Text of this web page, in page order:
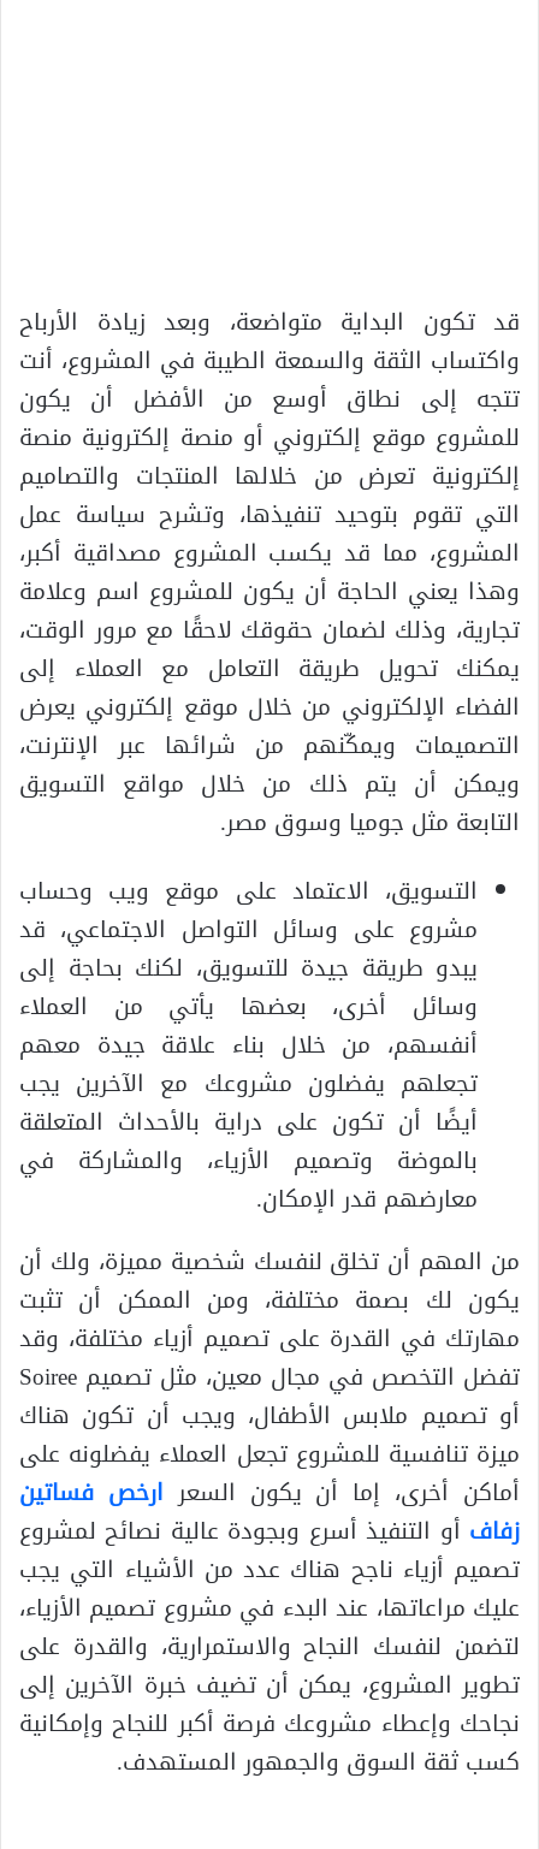
قد تكون البداية متواضعة، وبعد زيادة الأرباح
واكتساب الثقة والسمعة الطيبة في المشروع، أنت
تتجه إلى نطاق أوسع من الأفضل أن يكون
للمشروع موقع إلكتروني أو منصة إلكترونية منصة
إلكترونية تعرض من خلالها المنتجات والتصاميم
التي تقوم بتوحيد تنفيذها، وتشرح سياسة عمل
المشروع، مما قد يكسب المشروع مصداقية أكبر،
وهذا يعني الحاجة أن يكون للمشروع اسم وعلامة
تجارية، وذلك لضمان حقوقك لاحقًا مع مرور الوقت،
يمكنك تحويل طريقة التعامل مع العملاء إلى
الفضاء الإلكتروني من خلال موقع إلكتروني يعرض
التصميمات ويمكّنهم من شرائها عبر الإنترنت،
ويمكن أن يتم ذلك من خلال مواقع التسويق
التابعة مثل جوميا وسوق مصر.
التسويق، الاعتماد على موقع ويب وحساب
مشروع على وسائل التواصل الاجتماعي، قد
يبدو طريقة جيدة للتسويق، لكنك بحاجة إلى
وسائل أخرى، بعضها يأتي من العملاء
أنفسهم، من خلال بناء علاقة جيدة معهم
تجعلهم يفضلون مشروعك مع الآخرين يجب
أيضًا أن تكون على دراية بالأحداث المتعلقة
بالموضة وتصميم الأزياء، والمشاركة في
معارضهم قدر الإمكان.
من المهم أن تخلق لنفسك شخصية مميزة، ولك أن
يكون لك بصمة مختلفة، ومن الممكن أن تثبت
مهارتك في القدرة على تصميم أزياء مختلفة، وقد
تفضل التخصص في مجال معين، مثل تصميم Soiree
أو تصميم ملابس الأطفال، ويجب أن تكون هناك
ميزة تنافسية للمشروع تجعل العملاء يفضلونه على
أماكن أخرى، إما أن يكون السعر ارخص فساتين
زفاف أو التنفيذ أسرع وبجودة عالية نصائح لمشروع
تصميم أزياء ناجح هناك عدد من الأشياء التي يجب
عليك مراعاتها، عند البدء في مشروع تصميم الأزياء،
لتضمن لنفسك النجاح والاستمرارية، والقدرة على
تطوير المشروع، يمكن أن تضيف خبرة الآخرين إلى
نجاحك وإعطاء مشروعك فرصة أكبر للنجاح وإمكانية
كسب ثقة السوق والجمهور المستهدف.